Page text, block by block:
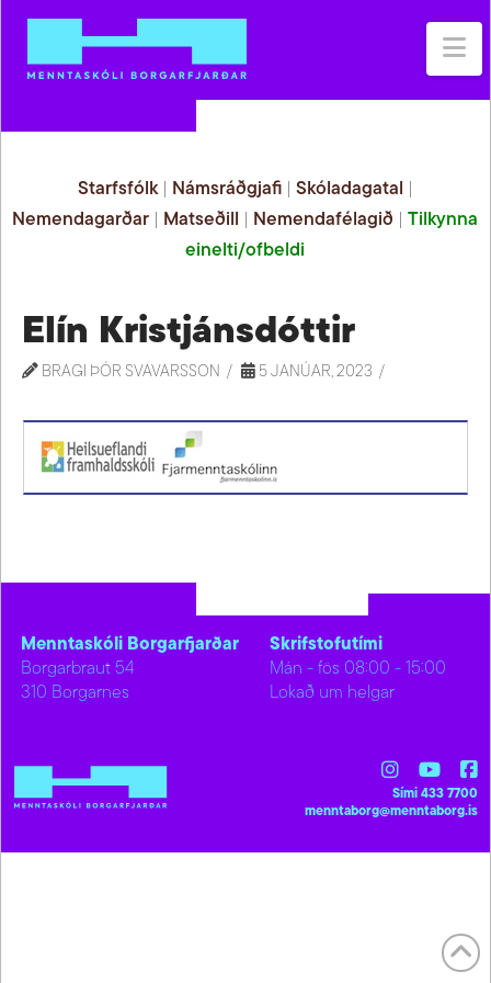
Starfsfólk| Námsráðgjafi| Skóladagatal
Nemendagarðar
Matseðill Nemendafélagið |Tilkynna
einelti/ofbeldi
Elín Kristjánsdóttir
BRAGI ÞÓR SVAVARSSON 5 JANÚAR, 2023
Menntaskóli Borgarfjarðar
Borgarbraut 54
310 Borgarnes
Skrifstofutími
Mán - fös 08:00 - 15:00
Lokað um helgar
Sími 433 7700
menntaborg@menntaborg.is